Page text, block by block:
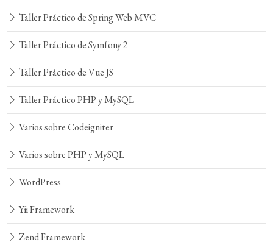
Taller Práctico de Spring Web MVC
Taller Práctico de Symfony 2
Taller Práctico de Vue JS
Taller Práctico PHP y MySQL
Varios sobre Codeigniter
Varios sobre PHP y MySQL
WordPress
Yii Framework
Zend Framework